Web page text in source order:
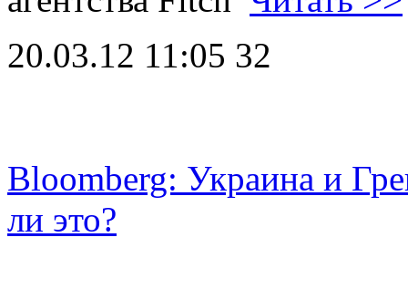
20.03.12 11:05 32
Bloomberg: Украина и
ли это?